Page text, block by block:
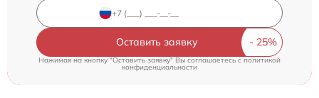
Оставить заявку
Нажимая на кнопку "Оставить заявку" Вы соглашаетесь cполитикой
конфиденциальности